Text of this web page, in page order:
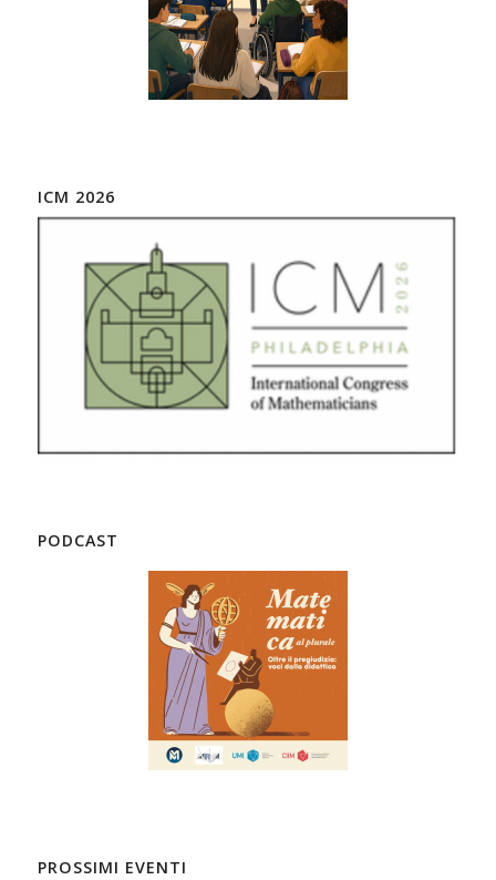
ICM 2026
PODCAST
PROSSIMI EVENTI